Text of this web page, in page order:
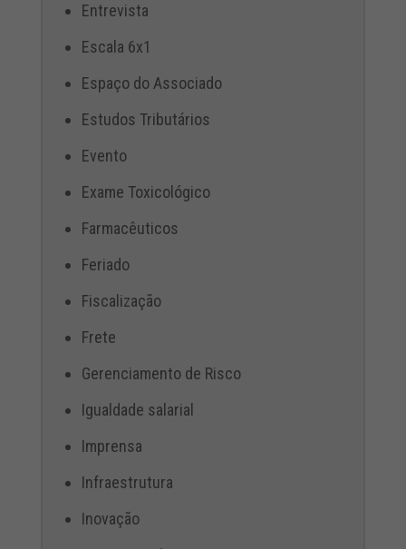
Entrevista
Escala 6x1
Espaço do Associado
Estudos Tributários
Evento
Exame Toxicológico
Farmacêuticos
Feriado
Fiscalização
Frete
Gerenciamento de Risco
Igualdade salarial
Imprensa
Infraestrutura
Inovação